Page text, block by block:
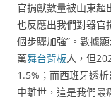
官捐獻數量被山東超
也反應出我們對器官
個步驟加強”。數據
萬舞台背板人，但
1.5%；而西班牙透
中離世，這是我們最